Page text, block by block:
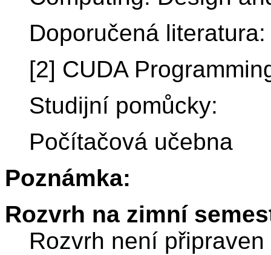
Doporučená literatura:
[2] CUDA
Studijní pomůcky:
Počítačová učebna
Poznámka:
Rozvrh na zimní
Rozvrh není připraven